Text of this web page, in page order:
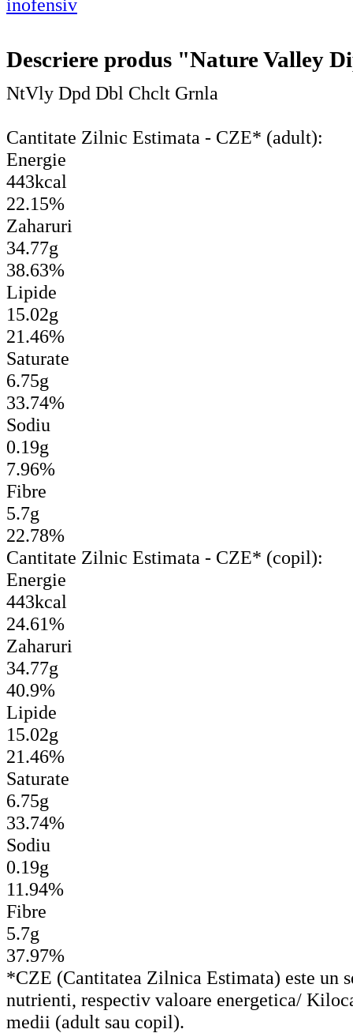
Descriere produs "Nature Valley
NtVly Dpd Dbl Chclt Grnla
Cantitate Zilnic Estimata - CZE* (adult):
Energie
443kcal
22.15%
Zaharuri
34.77g
38.63%
Lipide
15.02g
21.46%
Saturate
6.75g
33.74%
Sodiu
0.19g
7.96%
Fibre
5.7g
22.78%
Cantitate Zilnic Estimata - CZE* (copil):
Energie
443kcal
24.61%
Zaharuri
34.77g
40.9%
Lipide
15.02g
21.46%
Saturate
6.75g
33.74%
Sodiu
0.19g
11.94%
Fibre
5.7g
37.97%
*CZE (Cantitatea Zilnica Estimata) este
nutrienti, respectiv valoare energetica/
medii (adult sau copil).